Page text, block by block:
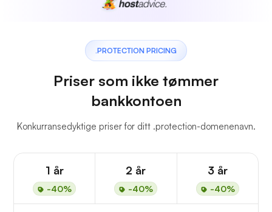
.PROTECTION PRICING
Priser som ikke tømmer
bankkontoen
Konkurransedyktige priser for ditt .protection-domenenavn.
1 år
-40%
2 år
-40%
3 år
-40%